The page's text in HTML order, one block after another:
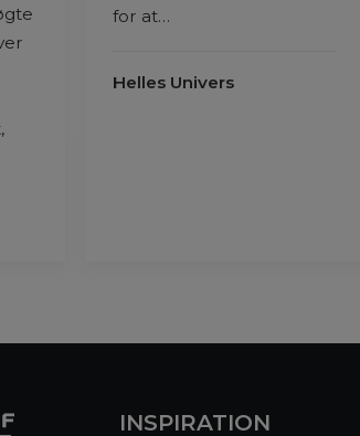
for at…
Helles Univers
INSPIRATION